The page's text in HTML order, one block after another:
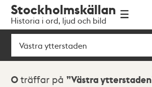
navigationen
huvudinnehållet
Stockholmskällan
Historia i ord, ljud och bild
Sök
Sökresultat
0 träffar på Västra ytterstaden